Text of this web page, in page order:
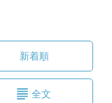
新着順
全文